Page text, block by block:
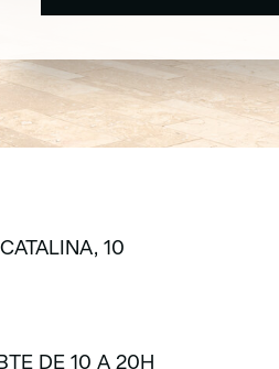
10
DE 10 A 20H